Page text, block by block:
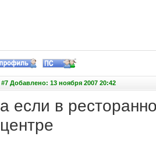
#7 Добавлено: 13 ноября 2007 20:42
а если в
центре